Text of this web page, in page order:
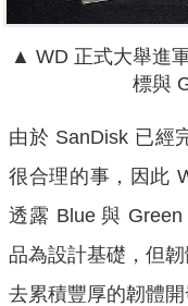
▲ WD 正式大舉進
標與
由於 SanDisk 已經
很合理的事，因此
透露 Blue 與
品為設計基礎，但
去累積豐厚的韌體